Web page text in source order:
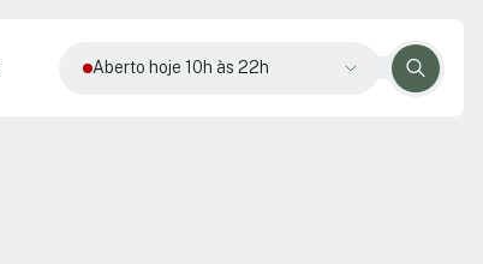
Aberto hoje 10h às 22h